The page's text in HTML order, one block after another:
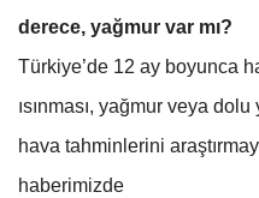
derece, yağmur var mı?
Türkiye’de 12 ay boyunca
ısınması, yağmur veya
hava tahminlerini
haberimizde